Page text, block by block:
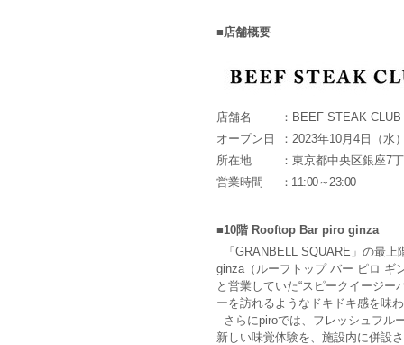
■店舗概要
店舗名
：BEEF STEAK
オープン日
：2023年10月4日（水
所在地
：東京都中央区銀座7
営業時間
：11:00～23:00
■10階 Rooftop Bar piro ginza
「GRANBELL SQUARE」の最上
ginza（ルーフトップ バー ピロ ギ
と営業していた“スピークイージ
ーを訪れるようなドキドキ感を味
さらにpiroでは、フレッシュフル
新しい味覚体験を、施設内に併設